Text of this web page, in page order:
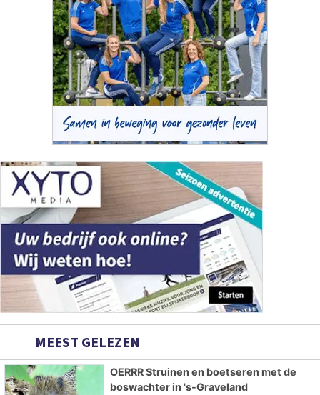
MEEST GELEZEN
OERRR Struinen en boetseren met de
boswachter in 's-Graveland